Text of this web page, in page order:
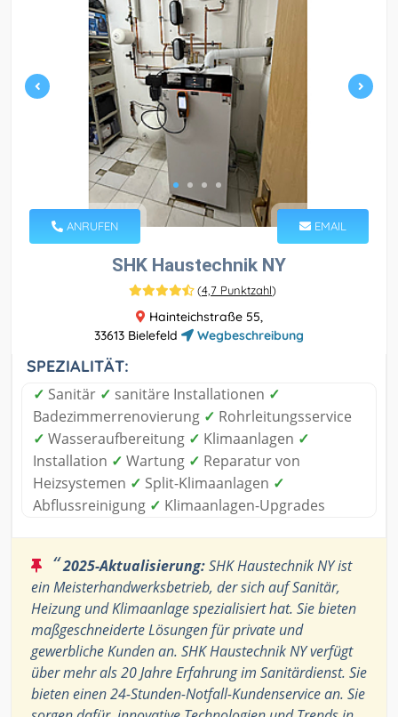
ANRUFEN EMAIL
SHK Haustechnik NY
(4,7 Punktzahl)
Hainteichstraße 55,
33613 Bielefeld
Wegbeschreibung
SPEZIALITÄT:
✓ Sanitär ✓ sanitäre Installationen ✓
Badezimmerrenovierung ✓ Rohrleitungsservice
✓ Wasseraufbereitung ✓ Klimaanlagen ✓
Installation ✓ Wartung ✓ Reparatur von
Heizsystemen ✓ Split-Klimaanlagen ✓
Abflussreinigung ✓ Klimaanlagen-Upgrades
“2025-Aktualisierung:SHK Haustechnik NY ist
ein Meisterhandwerksbetrieb, der sich auf Sanitär,
Heizung und Klimaanlage spezialisiert hat. Sie bieten
maßgeschneiderte Lösungen für private und
gewerbliche Kunden an. SHK Haustechnik NY verfügt
über mehr als 20 Jahre Erfahrung im Sanitärdienst. Sie
bieten einen 24-Stunden-Notfall-Kundenservice an. Sie